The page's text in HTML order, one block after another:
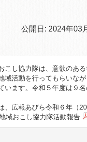
公開日: 2024年03
し協力隊は、意欲のあ
域活動を行ってもらいな
います。令和５年度は９
、広報あびら令和６年（
域おこし協力隊活動報告